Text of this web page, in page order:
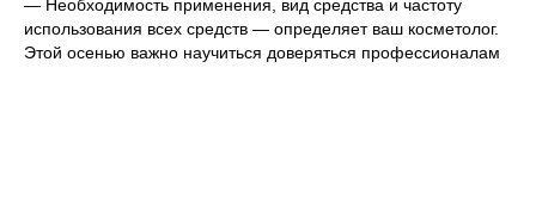
— Необходимость применения, вид средства и частоту
использования всех средств — определяет ваш косметолог.
Этой осенью важно научиться доверяться профессионалам